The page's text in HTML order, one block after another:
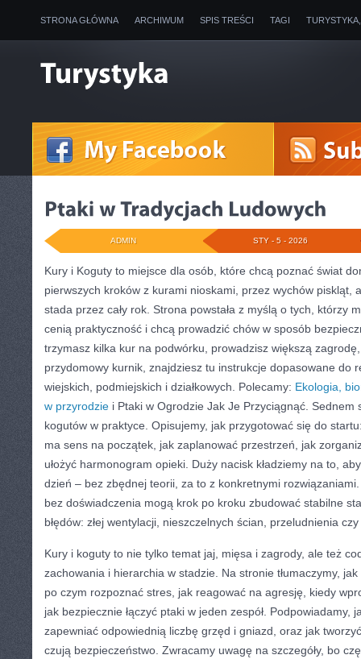
STRONA GŁÓWNA ARCHIWUM SPIS TREŚCI TAGI
STY - 5 - 2026
ADMIN
Kury i Koguty to miejsce dla osób, które chcą poznać świat
pierwszych kroków z kurami nioskami, przez wychów piskląt,
stada przez cały rok. Strona powstała z myślą o tych, którzy
cenią praktyczność i chcą prowadzić chów w sposób
trzymasz kilka kur na podwórku, prowadzisz większą
przydomowy kurnik, znajdziesz tu instrukcje dopasowane do
wiejskich, podmiejskich i działkowych. Polecamy: Ekologia,
w przyrodzie i Ptaki w Ogrodzie Jak Je Przyciągnąć. Sednem
kogutów w praktyce. Opisujemy, jak przygotować się do
ma sens na początek, jak zaplanować przestrzeń, jak
ułożyć harmonogram opieki. Duży nacisk kładziemy na to,
dzień – bez zbędnej teorii, za to z konkretnymi
bez doświadczenia mogą krok po kroku zbudować stabilne
błędów: złej wentylacji, nieszczelnych ścian, przeludnienia
Kury i koguty to nie tylko temat jaj, mięsa i zagrody, ale też
zachowania i hierarchia w stadzie. Na stronie tłumaczymy,
po czym rozpoznać stres, jak reagować na agresję, kiedy
jak bezpiecznie łączyć ptaki w jeden zespół. Podpowiadamy,
zapewniać odpowiednią liczbę grzęd i gniazd, oraz jak
czują bezpieczeństwo. Zwracamy uwagę na szczegóły, bo